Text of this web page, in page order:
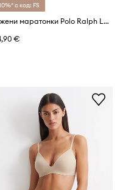
с код: FS
Кожени маратонки Polo Ralph Lauren Hester Pp
€